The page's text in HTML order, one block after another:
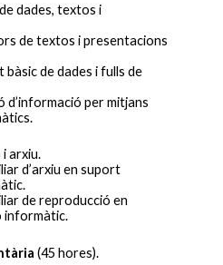
dades, textos i
de textos i presentacions
bàsic de dades i fulls de
d’informació per mitjans
i arxiu.
d’arxiu en suport
de reproducció en
informàtic.
(45 hores).